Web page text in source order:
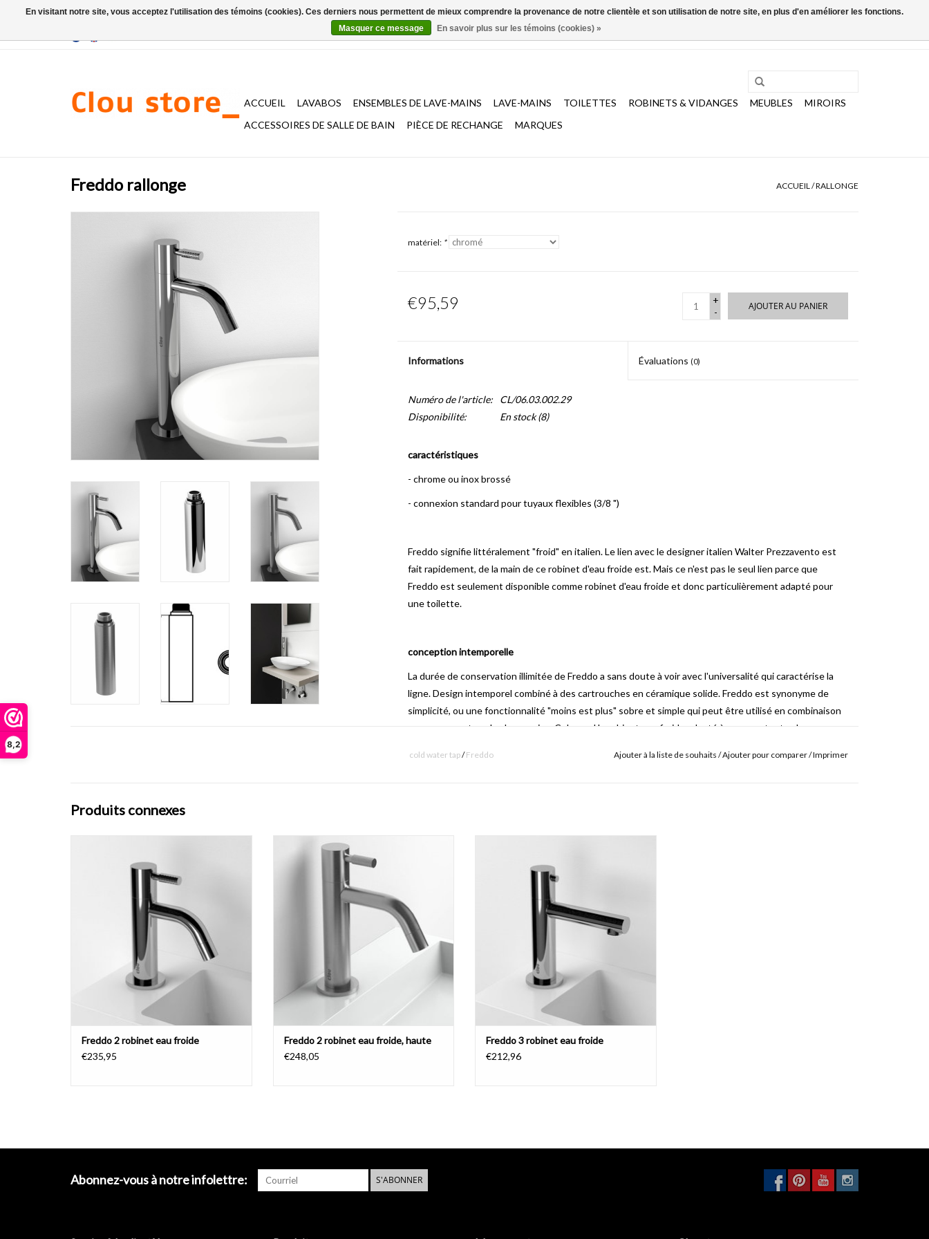
8,2
ACCUEIL LAVABOS ENSEMBLES DE LAVE-MAINS LAVE-MAINS TOILETTES ROBINETS & VIDANGES MEUBLES
MIROIRS
ACCESSOIRES DE SALLE DE BAIN
PIÈCE DE RECHANGE MARQUES
Freddo rallonge ACCUEIL/RALLONGE
matériel: *
€95,59
+
-
AJOUTER AU PANIER
Informations Évaluations (0)
Numéro de l'article:
CL/06.03.002.29
Disponibilité:
En stock(8)
caractéristiques
- chrome ou inox brossé
- connexion standard pour tuyaux flexibles (3/8 ")
Freddo signifie littéralement "froid" en italien.Le lien avec le designer italien Walter Prezzavento est
fait rapidement, de la main de ce robinet d'eau froide est.Mais ce n'est pas le seul lien parce que
Freddo est seulement disponible comme robinet d'eau froide et donc particulièrement adapté pour
une toilette.
conception intemporelle
La durée de conservation illimitée de Freddo a sans doute à voir avec l'universalité qui caractérise la
ligne.Design intemporel combiné à des cartrouches en céramique solide.Freddo est synonyme de
simplicité, ou une fonctionnalité "moins est plus" sobre et simple qui peut être utilisé en combinaison
avec presque tous les lave-mains.
Cela rend le robinet eau froide adapté à presque toutes les
pour être utilisés en combinaison avec des lave-mains qui, par exemple, peuvent être placés sur une
Freddo robinets d'eau froide ont une cartouche céramique.
plus durable.
Le levier tourne d'un quart de tour pour ouvrir et fermer.
telles que l'aérateur ou les pièces de fixation sont toujours en stock et peuvent
comme pièces individuelles.
chrome ou inox brossé
- télécharger le
- télécharger les
cold water tap/Freddo Ajouter à la liste de souhaits /Ajouter pour comparer/Imprimer
Produits connexes
AJOUTER AU PANIER
Freddo 2 robinet eau froide
€235,95
Freddo 2 robinet eau froide, version haute,
chrome, inox brossé ou noir mat
(CL/06.03.001.21.L).
AJOUTER AU PANIER
Freddo 2 robinet eau froide, haute
€248,05
AJOUTER AU PANIER
Freddo 3 robinet eau froide
€212,96
Abonnez-vous à notre infolettre: S'ABONNER
En visitant notre site, vous acceptez l'utilisation des témoins (cookies). Ces derniers nous permettent de mieux comprendre la provenance de notre clientèle et son utilisation de notre site, en plus d'en améliorer les fonctions.
Masquer ce message
En savoir plus sur les témoins (cookies) »